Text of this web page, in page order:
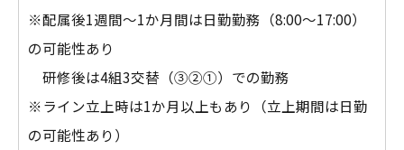
※配属後1週間～1か月間は日勤勤務（8:00～17:00）
の可能性あり
研修後は4組3交替（③②①）での勤務
※ライン立上時は1か月以上もあり（立上期間は日勤
の可能性あり）